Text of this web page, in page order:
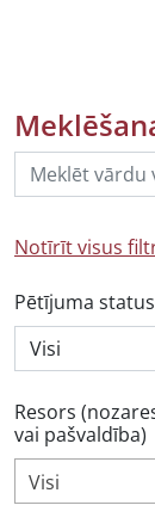
Notīrīt visus
Pētījuma
Resors
vai pašvaldība)
Visi